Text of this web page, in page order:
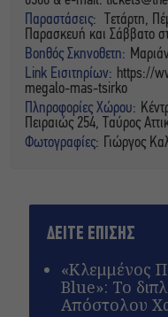
Παραστάσεις:
Τετάρτη,
Παρασκευή και Σάββατο
Βοηθός Σκηνοθετη:
Link Εισιτηρίων: https://
megalo-mas-tsirko
Πληροφορίες Χώρου:
Πειραιώς 254, Ταύρος
Φωτογραφίες: Γιώργος
ΔΕΙΤΕ ΕΠΙΣΗΣ
«Κλεμμένος
Blue»: Το
Απόστολου